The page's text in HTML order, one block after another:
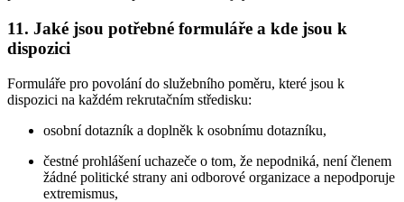
11. Jaké jsou potřebné formuláře a kde jsou k
dispozici
Formuláře pro povolání do služebního poměru, které jsou k
dispozici na každém rekrutačním středisku:
osobní dotazník a doplněk k osobnímu dotazníku,
čestné prohlášení uchazeče o tom, že nepodniká, není členem
žádné politické strany ani odborové organizace a nepodporuje
extremismus,